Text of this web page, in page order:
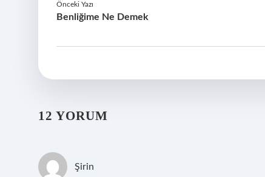
Önceki Yazı
Benliğime Ne Demek
12 YORUM
Şirin